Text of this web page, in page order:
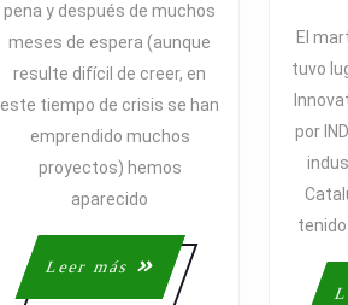
REVISTA
DEL
MES
DE
MARZO
pena y después de muchos
meses de espera (aunque
resulte difícil de creer, en
este tiempo de crisis se han
emprendido muchos
proyectos) hemos
aparecido
Leer más
Leer
más
El
tuvo
por